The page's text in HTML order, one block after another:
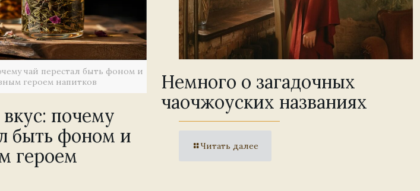
чай перестал быть фоном и
героем напитков
почему
быть фоном и
героем
Немного о загадочных
чаочжоуских названиях
Читать далее